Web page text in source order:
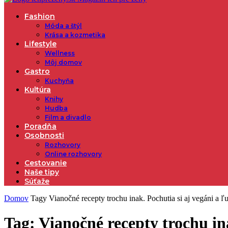
Fashion
Móda a štýl
Krása a kozmetika
Lifestyle
Wellness
Môj domov
Gastro
Kuchyňa
Kultúra
Knihy
Hudba
Film a divadlo
Poradňa
Osobnosti
Rozhovory
Online rozhovory
Cestovanie
Naše tipy
Súťaže
Domov Tagy Vianočné recepty trochu inak. Pochutia si aj vegáni a
Tag: Vianočné recepty trochu